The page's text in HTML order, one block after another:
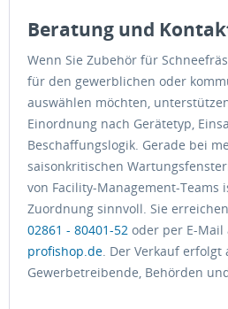
Beratung und
Wenn Sie Zubehör für
für den gewerblichen oder
auswählen möchten,
Einordnung nach Gerätetyp,
Beschaffungslogik. Gerade bei
saisonkritischen
von Facility-Management-Teams
Zuordnung sinnvoll. Sie
02861 - 80401-52 oder per E-Mail
profishop.de . Der Verkauf
Gewerbetreibende, Behörden